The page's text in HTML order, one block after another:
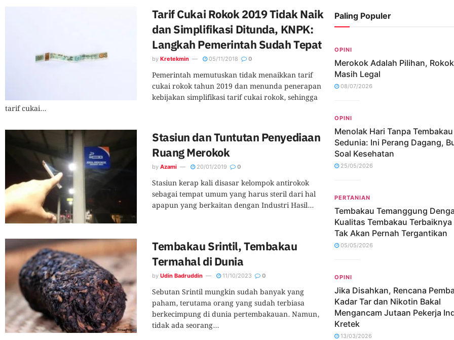
Tarif Cukai Rokok 2019 Tidak Naik
dan Simplifikasi Ditunda, KNPK:
Langkah Pemerintah Sudah Tepat
by Kretekmin 05/11/2018 0
Pemerintah memutuskan tidak menaikkan tarif
cukai rokok tahun 2019 dan menunda penerapan
kebijakan simplifikasi tarif cukai rokok, sehingga
tarif cukai...
Stasiun dan Tuntutan Penyediaan
Ruang Merokok
by Azami 20/01/2019 0
Stasiun kerap kali disasar kelompok antirokok
sebagai tempat umum yang harus steril dari hal
apapun yang berkaitan dengan Industri Hasil...
Tembakau Srintil, Tembakau
Termahal di Dunia
by Udin Badruddin 11/10/2023 0
Sebutan Srintil mungkin sudah banyak yang
paham, terutama orang yang sudah terbiasa
berkecimpung di dunia pertembakauan. Namun,
tidak ada seorang...
Paling Populer
OPINI
Merokok Adalah Pilihan, Rokok
Masih Legal
08/07/2026
OPINI
Menolak Hari Tanpa Tembakau
Sedunia: Ini Perang Dagang,
Soal Kesehatan
25/05/2026
PERTANIAN
Tembakau Temanggung
Kualitas Tembakau
Tak Akan Pernah Tergantikan
05/05/2026
OPINI
Jika Disahkan, Rencana
Kadar Tar dan Nikotin Bakal
Mengancam Jutaan Pekerja
Kretek
13/03/2026